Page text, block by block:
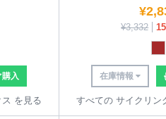
入
を見る
¥
¥3,332
在庫情報
すべての サイクリン